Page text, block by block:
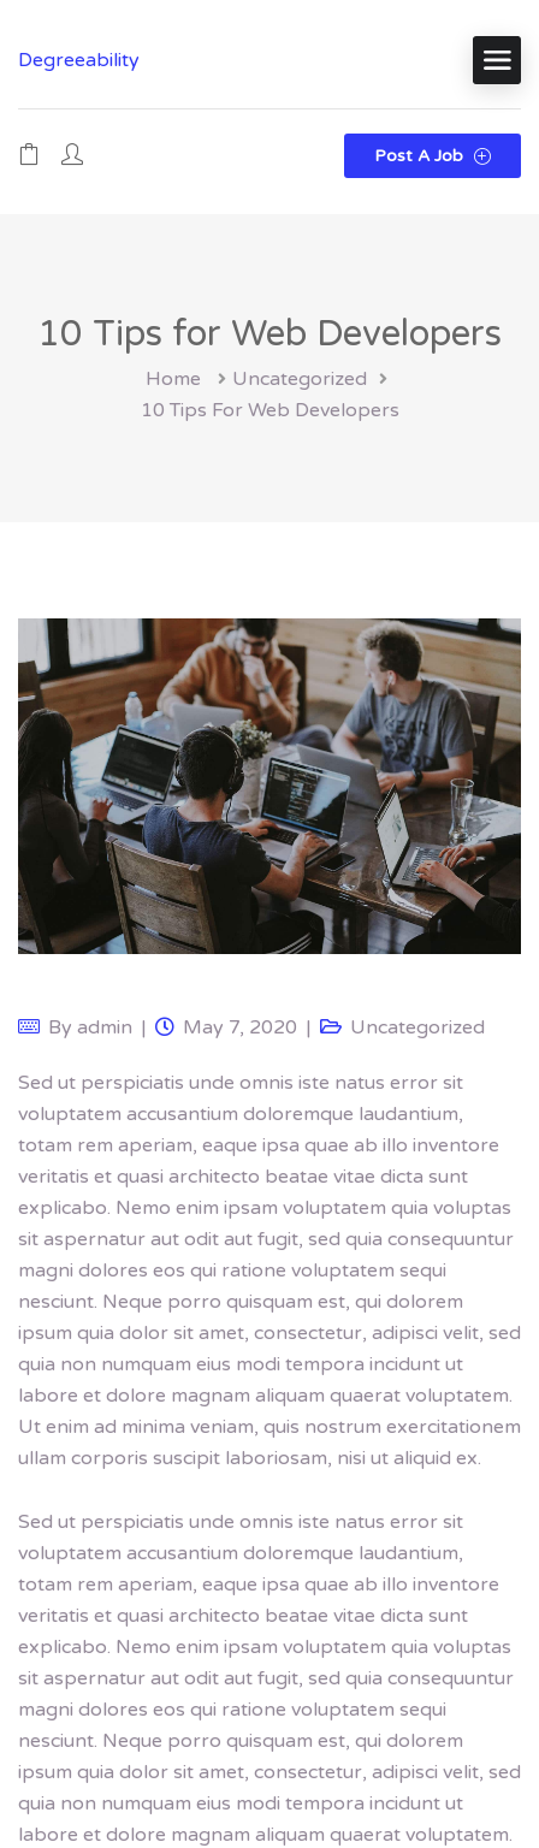
Degreeability
Post A Job
10 Tips for Web Developers
Home
Uncategorized
10 Tips For Web Developers
By admin May 7, 2020 Uncategorized
Sed ut perspiciatis unde omnis iste natus error sit
voluptatem accusantium doloremque laudantium,
totam rem aperiam, eaque ipsa quae ab illo inventore
veritatis et quasi architecto beatae vitae dicta sunt
explicabo. Nemo enim ipsam voluptatem quia voluptas
sit aspernatur aut odit aut fugit, sed quia consequuntur
magni dolores eos qui ratione voluptatem sequi
nesciunt. Neque porro quisquam est, qui dolorem
ipsum quia dolor sit amet, consectetur, adipisci velit, sed
quia non numquam eius modi tempora incidunt ut
labore et dolore magnam aliquam quaerat voluptatem.
Ut enim ad minima veniam, quis nostrum exercitationem
ullam corporis suscipit laboriosam, nisi ut aliquid ex.
Sed ut perspiciatis unde omnis iste natus error sit
voluptatem accusantium doloremque laudantium,
totam rem aperiam, eaque ipsa quae ab illo inventore
veritatis et quasi architecto beatae vitae dicta sunt
explicabo. Nemo enim ipsam voluptatem quia voluptas
sit aspernatur aut odit aut fugit, sed quia consequuntur
magni dolores eos qui ratione voluptatem sequi
nesciunt. Neque porro quisquam est, qui dolorem
ipsum quia dolor sit amet, consectetur, adipisci velit, sed
quia non numquam eius modi tempora incidunt ut
labore et dolore magnam aliquam quaerat voluptatem.